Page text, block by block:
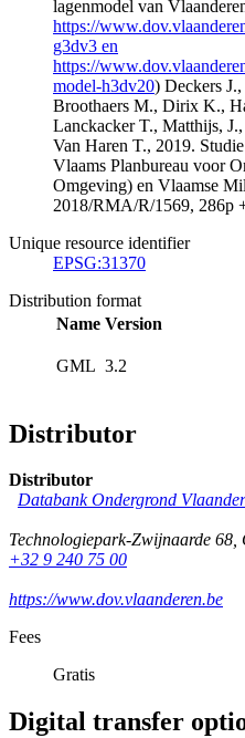
lagenmodel van
https://
g3dv3 en
https://
model-h3dv20) Deckers
Broothaers M., Dirix K.,
Lanckacker T., Matthijs,
Van Haren T., 2019.
Vlaams Planbureau voor
Omgeving) en Vlaamse
2018/RMA/R/1569, 286p
Unique resource identifier
EPSG:31370
Distribution format
Name Version
GML 3.2
Distributor
Distributor
Databank Ondergrond
Technologiepark-Zwijnaarde 68,
+32 9 240 75 00
https://www.dov.vlaanderen.be
Fees
Gratis
Digital transfer